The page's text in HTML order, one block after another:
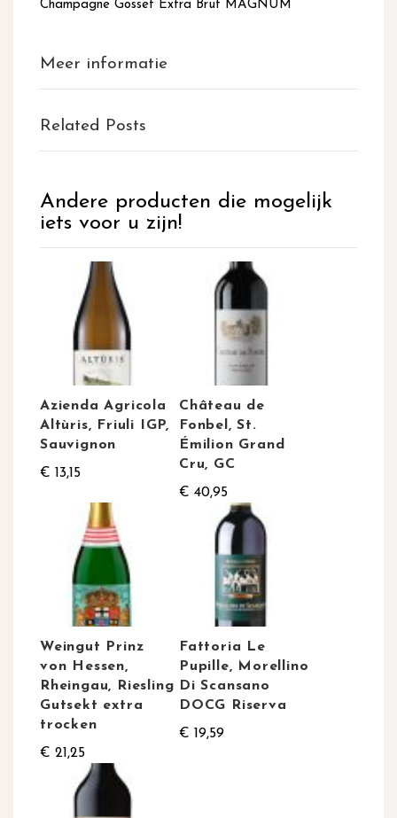
Champagne Gosset Extra Brut MAGNUM
Meer informatie
Related Posts
Andere producten die mogelijk
iets voor u zijn!
Azienda Agricola
Altùris, Friuli IGP,
Sauvignon
€ 13,15
Château de
Fonbel, St.
Émilion Grand
Cru, GC
€ 40,95
Weingut Prinz
von Hessen,
Rheingau, Riesling
Gutsekt extra
trocken
€ 21,25
Fattoria Le
Pupille, Morellino
Di Scansano
DOCG Riserva
€ 19,59